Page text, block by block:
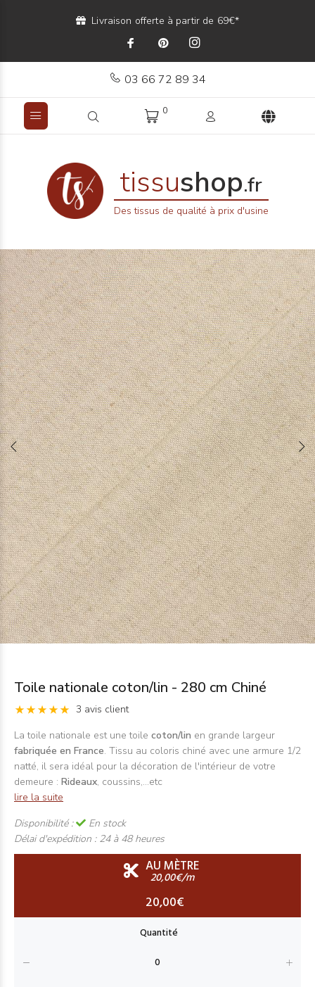
Livraison offerte à partir de 69€*
03 66 72 89 34
0
tissushop.fr
Des tissus de qualité à prix d'usine
Toile nationale coton/lin - 280 cm Chiné
3 avis client
La toile nationale est une toile coton/lin en grande largeur
fabriquée en France. Tissu au coloris chiné avec une armure 1/2
natté, il sera idéal pour la décoration de l'intérieur de votre
demeure : Rideaux, coussins,...etc
lire la suite
Disponibilité :
En stock
Délai d'expédition : 24 à 48 heures
AU MÈTRE
20,00€/m
20,00€